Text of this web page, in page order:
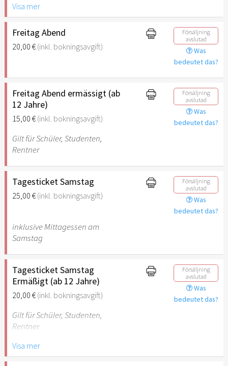
Inklusive Mittagessen am
Samstag
Visa mer
Freitag Abend
20,00 €(inkl. bokningsavgift)
Försäljning
avslutad
Was
bedeutet das?
Freitag Abend ermässigt (ab
12 Jahre)
15,00 €(inkl. bokningsavgift)
Försäljning
avslutad
Was
bedeutet das?
Gilt für Schüler, Studenten,
Rentner
Tagesticket Samstag
25,00 €(inkl. bokningsavgift)
Försäljning
avslutad
Was
bedeutet das?
inklusive Mittagessen am
Samstag
Tagesticket Samstag
Ermäßigt (ab 12 Jahre)
20,00 €(inkl. bokningsavgift)
Försäljning
avslutad
Was
bedeutet das?
Gilt für Schüler, Studenten,
Rentner
Inklusive Mittagessen am
Samstag
Visa mer